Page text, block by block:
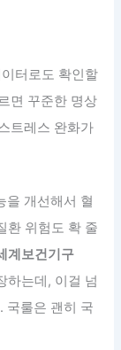
터로도 확인할
면 꾸준한 명상
트레스 완화가
을 개선해서 혈
환 위험도 확 줄
계보건기구
하는데, 이걸 넘
국룰은 괜히 국